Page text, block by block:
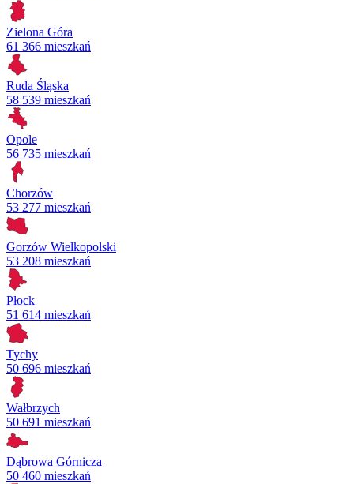
Zielona Góra
61 366 mieszkań
Ruda Śląska
58 539 mieszkań
Opole
56 735 mieszkań
Chorzów
53 277 mieszkań
Gorzów Wielkopolski
53 208 mieszkań
Płock
51 614 mieszkań
Tychy
50 696 mieszkań
Wałbrzych
50 691 mieszkań
Dąbrowa Górnicza
50 460 mieszkań